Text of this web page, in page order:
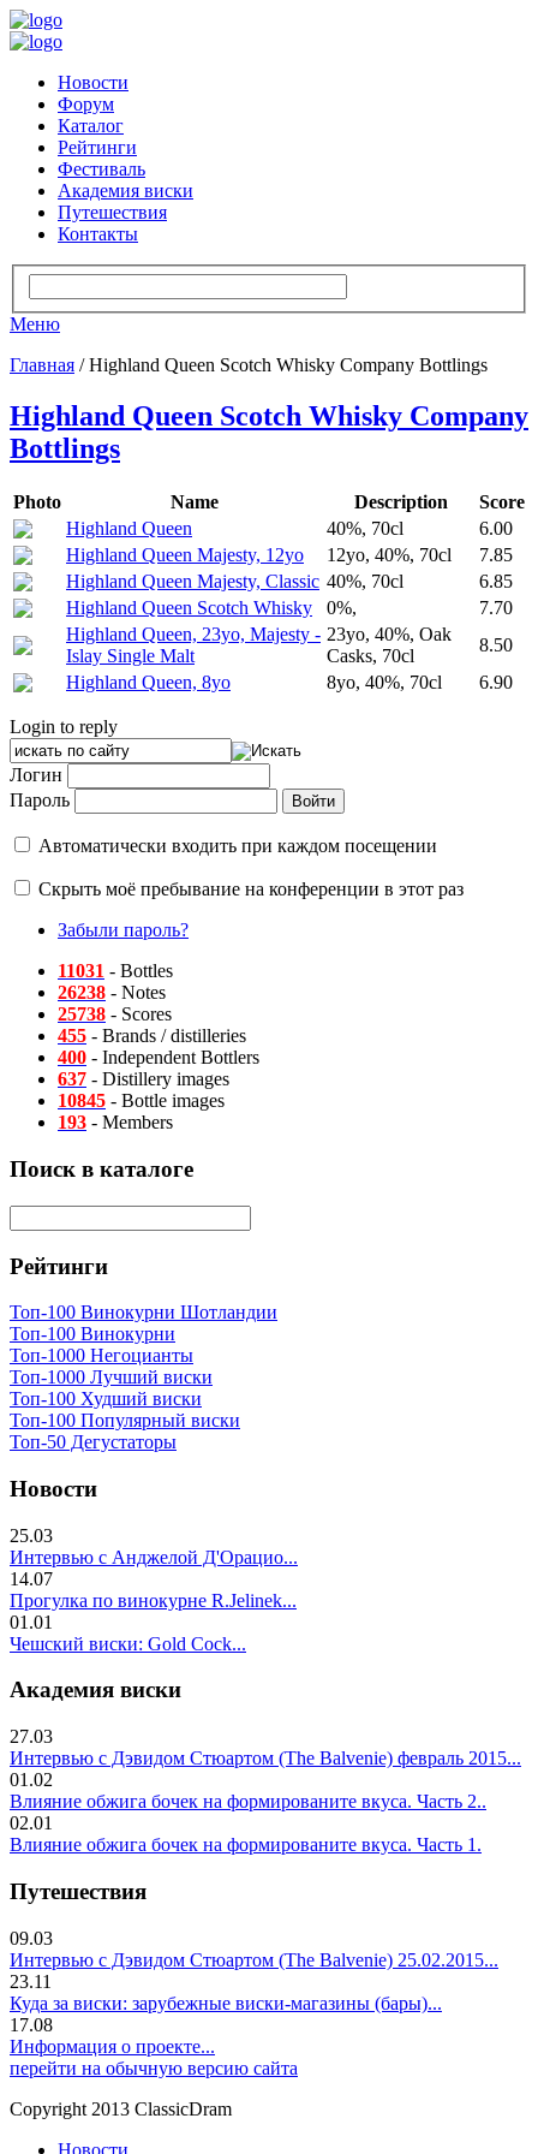
Новости
Форум
Каталог
Рейтинги
Фестиваль
Академия виски
Путешествия
Контакты
Меню
Главная / Highland Queen Scotch Whisky Company Bottlings
Highland Queen Scotch Whisky Company
Bottlings
Photo Name Description
Score
Highland Queen
40%, 70cl
6.00
Highland Queen Majesty, 12yo
12yo, 40%, 70cl
7.85
Highland Queen Majesty, Classic 40%, 70cl
6.85
Highland Queen Scotch Whisky
0%,
7.70
Highland Queen, 23yo, Majesty -
Islay Single Malt
23yo, 40%, Oak
Casks, 70cl
8.50
Highland Queen, 8yo
8yo, 40%, 70cl 6.90
Login to reply
Логин
Пароль
Автоматически входить при каждом посещении
Скрыть моё пребывание на конференции в этот раз
Забыли пароль?
11031 - Bottles
26238 - Notes
25738 - Scores
455 - Brands / distilleries
400 - Independent Bottlers
637 - Distillery images
10845 - Bottle images
193 - Members
Поиск в каталоге
Рейтинги
Топ-100 Винокурни Шотландии
Топ-100 Винокурни
Топ-1000 Негоцианты
Топ-1000 Лучший виски
Топ-100 Худший виски
Топ-100 Популярный виски
Топ-50 Дегустаторы
Новости
25.03
Интервью с Анджелой Д'Орацио...
14.07
Прогулка по винокурне R.Jelinek...
01.01
Чешский виски: Gold Cock...
Академия виски
27.03
Интервью с Дэвидом Стюартом (The Balvenie) февраль 2015...
01.02
Влияние обжига бочек на формированите вкуса. Часть 2..
02.01
Влияние обжига бочек на формированите вкуса. Часть 1.
Путешествия
09.03
Интервью с Дэвидом Стюартом (The Balvenie) 25.02.2015...
23.11
Куда за виски: зарубежные виски-магазины (бары)...
17.08
Информация о проекте...
перейти на обычную версию сайта
Copyright 2013 ClassicDram
Новости